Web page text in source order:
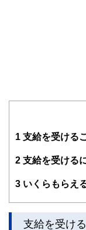
1 支給を受ける
2 支給を受ける
3 いくらもらえ
支給を受け